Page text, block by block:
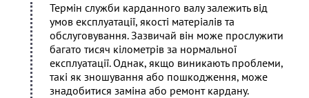
Термін служби карданного валу залежить від
умов експлуатації, якості матеріалів та
обслуговування. Зазвичай він може прослужити
багато тисяч кілометрів за нормальної
експлуатації. Однак, якщо виникають проблеми,
такі як зношування або пошкодження, може
знадобитися заміна або ремонт кардану.